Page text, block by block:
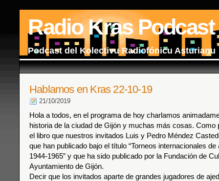
Radio Kras Podcast
Podcast del Kolectivu Radiofónicu Asturianu
Hablamos en Kras 22-10-19
21/10/2019
Hola a todos, en el programa de hoy charlamos
historia de la ciudad de Gijón y muchas más cosas. Como
el libro que nuestros invitados Luis y Pedro Méndez
que han publicado bajo el título “Torneos internacionales
1944-1965” y que ha sido publicado por la Fundación de
Ayuntamiento de Gijón.
Decir que los invitados aparte de grandes jugadores de